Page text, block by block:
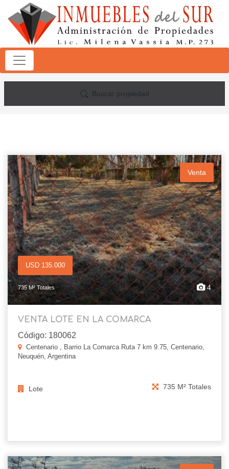
Buscar propiedad
Venta
USD 135.000
735 M² Totales 4
VENTA LOTE EN LA COMARCA
Código: 180062
Centenario , Barrio La Comarca Ruta 7 km 9.75, Centenario,
Neuquén, Argentina
Lote 735 M² Totales